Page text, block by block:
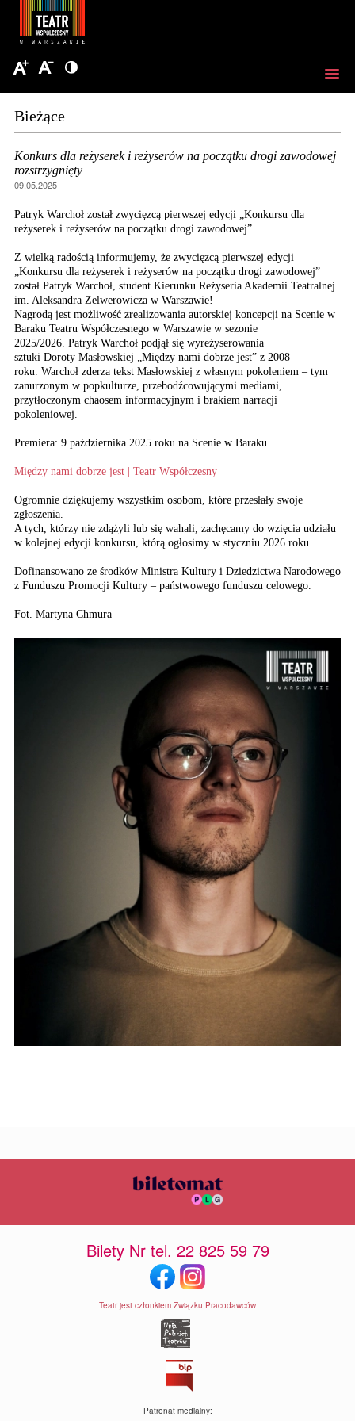
Bieżące
Konkurs dla reżyserek i reżyserów na początku drogi zawodowej
rozstrzygnięty
09.05.2025
Patryk Warchoł został zwycięzcą pierwszej edycji „Konkursu dla
reżyserek i reżyserów na początku drogi zawodowej”.
Z wielką radością informujemy, że zwycięzcą pierwszej edycji
„Konkursu dla reżyserek i reżyserów na początku drogi zawodowej”
został Patryk Warchoł, student Kierunku Reżyseria Akademii Teatralnej
im. Aleksandra Zelwerowicza w Warszawie!
Nagrodą jest możliwość zrealizowania autorskiej koncepcji na Scenie w
Baraku Teatru Współczesnego w Warszawie w sezonie
2025/2026. Patryk Warchoł podjął się wyreżyserowania
sztuki Doroty Masłowskiej „Między nami dobrze jest” z 2008
roku. Warchoł zderza tekst Masłowskiej z własnym pokoleniem – tym
zanurzonym w popkulturze, przebodźcowującymi mediami,
przytłoczonym chaosem informacyjnym i brakiem narracji
pokoleniowej.
Premiera: 9 października 2025 roku na Scenie w Baraku.
Między nami dobrze jest | Teatr Współczesny
Ogromnie dziękujemy wszystkim osobom, które przesłały swoje
zgłoszenia.
A tych, którzy nie zdążyli lub się wahali, zachęcamy do wzięcia udziału
w kolejnej edycji konkursu, którą ogłosimy w styczniu 2026 roku.
Dofinansowano ze środków Ministra Kultury i Dziedzictwa Narodowego
z Funduszu Promocji Kultury – państwowego funduszu celowego.
Fot. Martyna Chmura
Bilety Nr tel. 22 825 59 79
Teatr jest członkiem Związku Pracodawców
Patronat medialny: